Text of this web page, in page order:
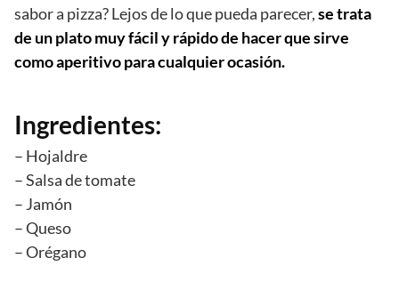
sabor a pizza? Lejos de lo que pueda parecer,se trata
de un plato muy fácil y rápido de hacer que sirve
como aperitivo para cualquier ocasión.
Ingredientes:
– Hojaldre
– Salsa de tomate
– Jamón
– Queso
– Orégano